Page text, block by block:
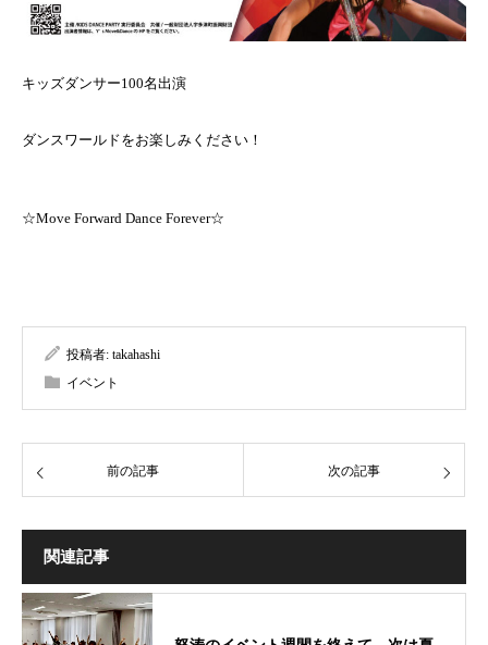
キッズダンサー100名出演
ダンスワールドをお楽しみください！
☆Move Forward Dance Forever☆
投稿者: takahashi
イベント
前の記事 次の記事
関連記事